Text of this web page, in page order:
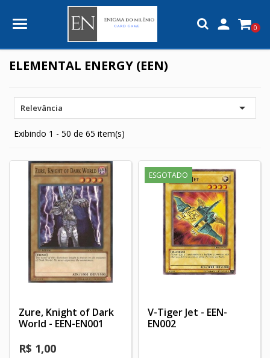
 0
ELEMENTAL ENERGY (EEN)
Relevância 
Exibindo 1 - 50 de 65 item(s)
Zure, Knight of Dark
World - EEN-EN001
R$ 1,00
ESGOTADO
V-Tiger Jet - EEN-
EN002